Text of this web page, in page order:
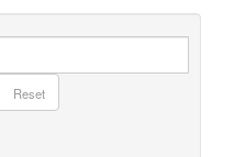
Reset